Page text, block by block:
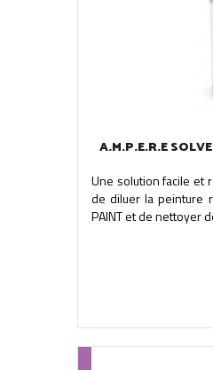
A.M.P.E.R.E
Une solution facile et
de diluer la peinture
PAINT et de nettoyer